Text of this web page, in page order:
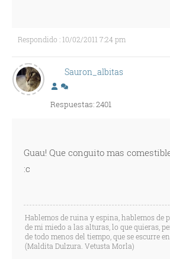
Respondido : 10/02/2011 7:24 pm
Sauron_albitas
Respuestas: 2401
Guau! Que conguito mas
:c
Hablemos de ruina y espina, hablemos de
de mi miedo a las alturas, lo que quieras,
de todo menos del tiempo, que se escurre
(Maldita Dulzura. Vetusta Morla)